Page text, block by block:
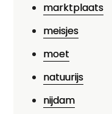
marktplaats
meisjes
moet
natuurijs
nijdam